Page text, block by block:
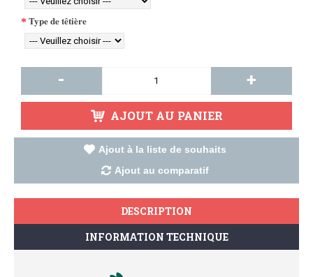
Type de têtière
- +
AJOUT AU PANIER
Ajout à la liste de souhaits
Ajout au comparatif
DESCRIPTION
INFORMATION TECHNIQUE